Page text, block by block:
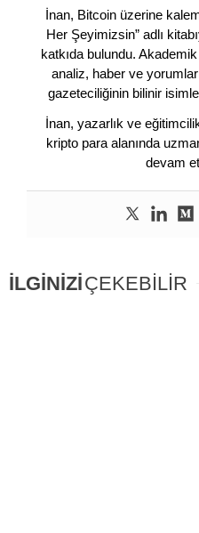
İnan, Bitcoin üzerine
Her Şeyimizsin” adlı
katkıda bulundu.
analiz, haber ve
gazeteciliğinin bilinir
İnan, yazarlık ve
kripto para alanında
devam
İLGİNİZİÇEKEBİLİR